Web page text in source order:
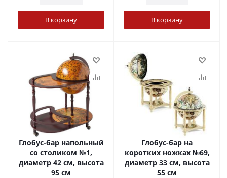
В корзину В корзину
Глобус-бар напольный
со столиком №1,
диаметр 42 см, высота
95 см
Глобус-бар на
коротких ножках №69,
диаметр 33 см, высота
55 см